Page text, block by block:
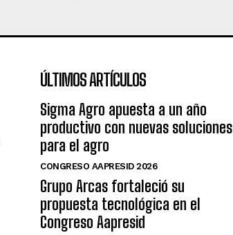
ÚLTIMOS ARTÍCULOS
Sigma Agro apuesta a un año
productivo con nuevas soluciones
para el agro
CONGRESO AAPRESID 2026
Grupo Arcas fortaleció su
propuesta tecnológica en el
Congreso Aapresid